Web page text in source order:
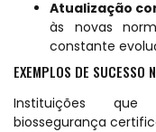
Atualização
às novas
constante
EXEMPLOS DE SUCESSO
Instituições que
biossegurança